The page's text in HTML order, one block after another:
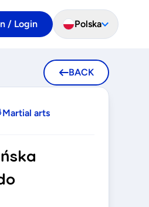
/ Login Polska
BACK
Martial arts